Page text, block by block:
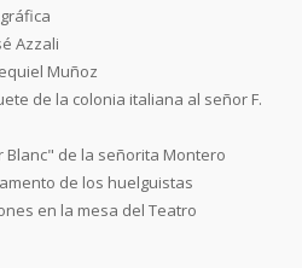
Azzali
Muñoz
de la colonia italiana al señor F.
Blanc" de la señorita Montero
de los huelguistas
en la mesa del Teatro